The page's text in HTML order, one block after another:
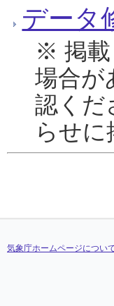
データ
※ 掲載
場合が
認くだ
らせに
気象庁ホームページについ